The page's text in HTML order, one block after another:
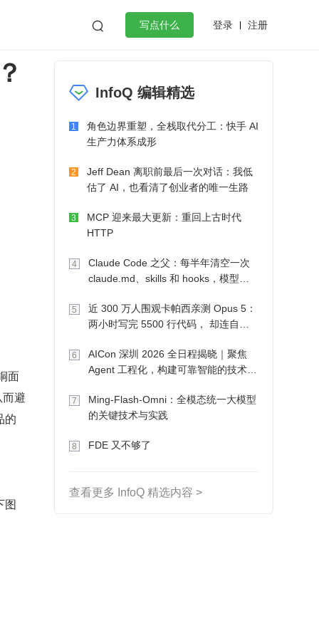
 写点什么 登录 注册
作
微服务架构 flutter
面
避
的
图
InfoQ 编辑精选
1
角色边界重塑，全栈取代分工：快手 AI
生产力体系成形
2
Jeff Dean 离职前最后一次对话：我低
估了 AI，也看清了创业者的唯一生路
3
MCP 迎来最大更新：重回上古时代
HTTP
4
Claude Code 之父：每半年清空一次
claude.md、skills 和 hooks，模型自
5
近 300 万人围观卡帕西亲测 Opus 5：
两小时写完 5500 行代码， 却连自己
6
AICon 深圳 2026 全日程揭晓｜聚焦
Agent 工程化，构建可靠智能的技术路
7
Ming-Flash-Omni：全模态统一大模型
的关键技术与实践
8 FDE 又不够了
查看更多 InfoQ 精选内容 >